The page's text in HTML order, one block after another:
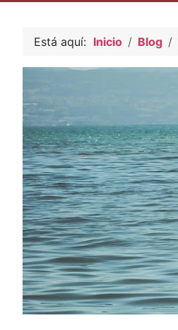
Está aquí: Inicio Blog